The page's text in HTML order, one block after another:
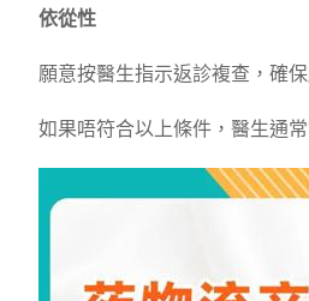
依從性
願意按醫生指示返診複查，確
如果唔符合以上條件，醫生通